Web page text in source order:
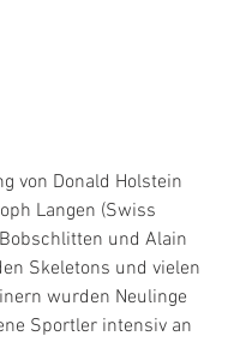
von Donald Holstein
Langen (Swiss
und Alain
Skeletons und vielen
wurden Neulinge
Sportler intensiv an